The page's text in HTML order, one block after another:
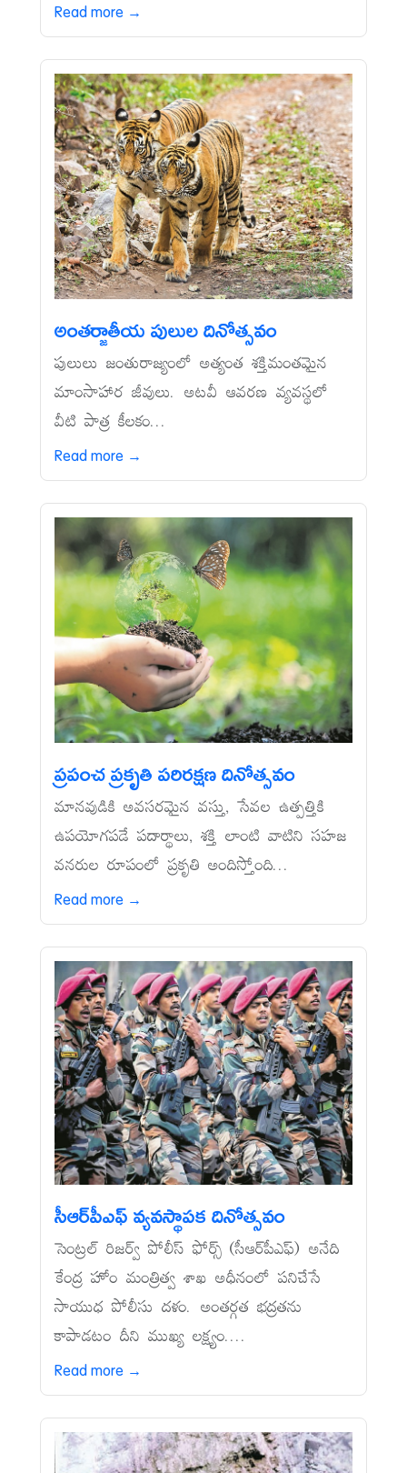
Read more →
అంతర్జాతీయ పులుల దినోత్సవం
పులులు జంతురాజ్యంలో అత్యంత శక్తిమంతమైన
మాంసాహార జీవులు. అటవీ ఆవరణ వ్యవస్థలో
వీటి పాత్ర కీలకం...
Read more →
ప్రపంచ ప్రకృతి పరిరక్షణ దినోత్సవం
మానవుడికి అవసరమైన వస్తు, సేవల ఉత్పత్తికి
ఉపయోగపడే పదార్థాలు, శక్తి లాంటి వాటిని సహజ
వనరుల రూపంలో ప్రకృతి అందిస్తోంది...
Read more →
సీఆర్‌పీఎఫ్‌ వ్యవస్థాపక దినోత్సవం
సెంట్రల్‌ రిజర్వ్‌ పోలీస్‌ ఫోర్స్‌ (సీఆర్‌పీఎఫ్‌) అనేది
కేంద్ర హోం మంత్రిత్వ శాఖ అధీనంలో పనిచేసే
సాయుధ పోలీసు దళం. అంతర్గత భద్రతను
కాపాడటం దీని ముఖ్య లక్ష్యం....
Read more →